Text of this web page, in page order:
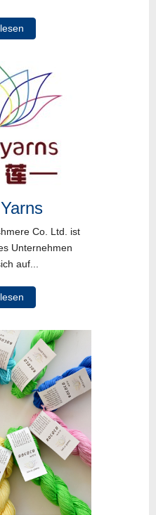
Co. Ltd. ist
Unternehmen
auf...